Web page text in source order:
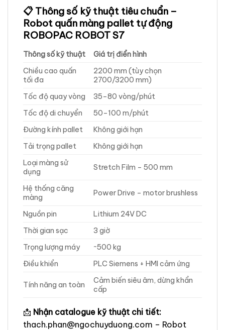
📋 Thông số kỹ thuật tiêu chuẩn –
Robot quấn màng pallet tự động
ROBOPAC ROBOT S7
Thông số kỹ thuật
Giá trị điển hình
Chiều cao quấn
tối đa
2200 mm (tùy chọn
2700/3200 mm)
Tốc độ quay vòng
35–80 vòng/phút
Tốc độ di chuyển
50–100 m/phút
Đường kính pallet
Không giới hạn
Tải trọng pallet
Không giới hạn
Loại màng sử
dụng
Stretch Film – 500 mm
Hệ thống căng
màng
Power Drive – motor brushless
Nguồn pin
Lithium 24V DC
Thời gian sạc
3 giờ
Trọng lượng máy
~500 kg
Điều khiển
PLC Siemens + HMI cảm ứng
Tính năng an toàn
Cảm biến siêu âm, dừng khẩn
cấp
📩 Nhận catalogue kỹ thuật chi tiết:
thach.phan@ngochuyduong.com – Robot